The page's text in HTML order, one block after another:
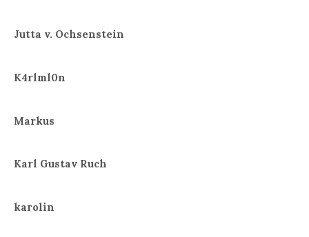
Jutta v. Ochsenstein
K4rlml0n
Markus
Karl Gustav Ruch
karolin